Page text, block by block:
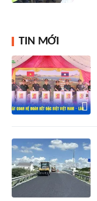
TIN MỚI